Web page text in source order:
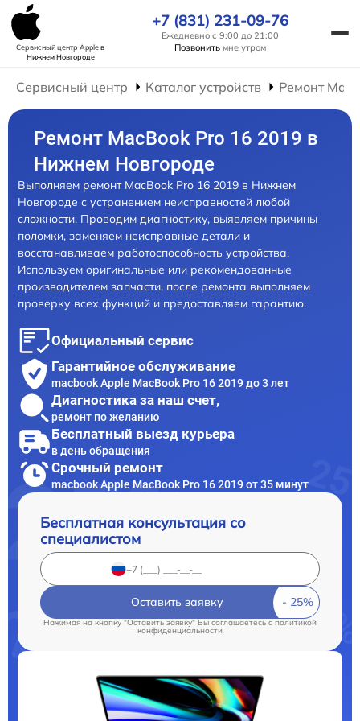
Сервисный центр Appleв
Нижнем Новгороде
+7 (831) 231-09-76
Ежедневно с 9:00 до 21:00
Позвонить мне утром
Сервисный центр Каталог устройств Ремонт
Ремонт MacBook Pro 16 2019 в
Нижнем Новгороде
Выполняем ремонт MacBook Pro 16 2019 в Нижнем
Новгороде с устранением неисправностей любой
сложности. Проводим диагностику, выявляем причины
поломки, заменяем неисправные детали и
восстанавливаем работоспособность устройства.
Используем оригинальные или рекомендованные
производителем запчасти, после ремонта выполняем
проверку всех функций и предоставляем гарантию.
Официальный сервис
Гарантийное обслуживание
macbook Apple MacBook Pro 16 2019 до 3 лет
Диагностика за наш счет,
ремонт по желанию
Бесплатный выезд курьера
в день обращения
Срочный ремонт
macbook Apple MacBook Pro 16 2019 от 35 минут
Бесплатная консультация со
специалистом
Оставить заявку
Нажимая на кнопку "Оставить заявку" Вы соглашаетесь cполитикой
конфиденциальности